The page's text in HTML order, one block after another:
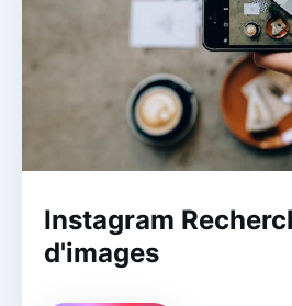
Instagram
d'images